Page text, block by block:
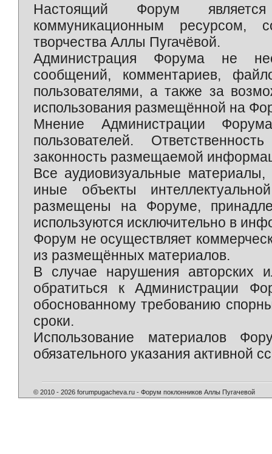
Настоящий Форум является
коммуникационным ресурсом,
творчества Аллы Пугачёвой.
Администрация Форума не
сообщений, комментариев,
пользователями, а также за
использования размещённой на
Мнение Администрации
пользователей.
законность размещаемой
Все аудиовизуальные
иные объекты
размещены на Форуме,
используются исключительно в
Форум не осуществляет
из размещённых материалов.
В случае нарушения авторских
обратиться к Администрации
обоснованному требованию
сроки.
Использование материалов
обязательного указания активной
© 2010 - 2026 forumpugacheva.ru - Форум поклонников Аллы Пугачевой